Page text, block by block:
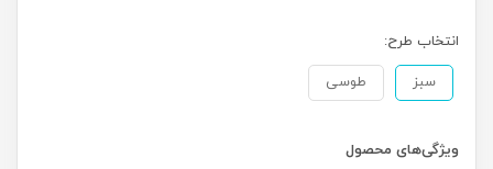
انتخاب طرح:
سبز طوسی
ویژگی‌های محصول